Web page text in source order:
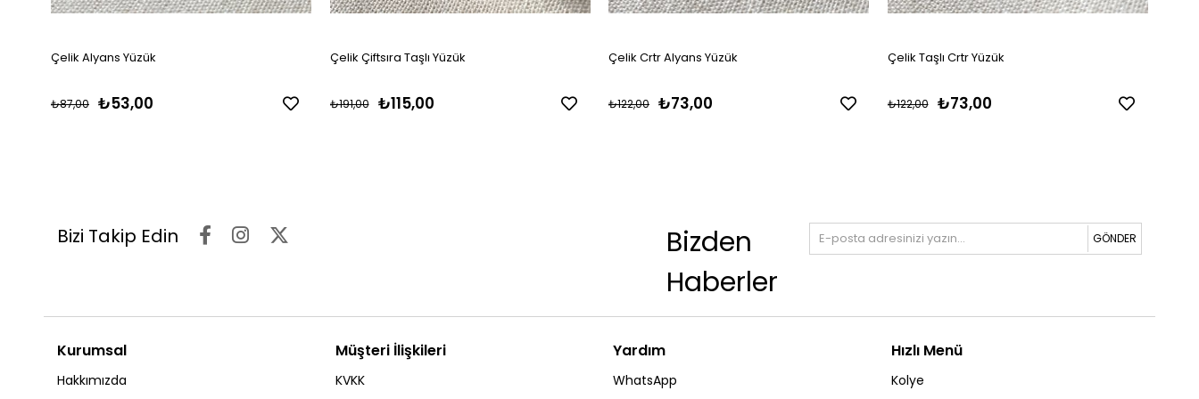
Çelik Alyans Yüzük
₺53,00
₺87,00
Çelik Çiftsıra Taşlı Yüzük
₺115,00
₺191,00
Çelik Crtr Alyans Yüzük
₺73,00
₺122,00
Çelik Taşlı Crtr Yüzük
₺73,00
₺122,00
Bizi Takip Edin
Bizden
Haberler
GÖNDER
Kurumsal
Hakkımızda
Müşteri İlişkileri
KVKK
Yardım
WhatsApp
Hızlı Menü
Kolye